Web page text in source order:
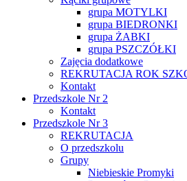
grupa MOTYLKI
grupa BIEDRONKI
grupa ŻABKI
grupa PSZCZÓŁKI
Zajęcia dodatkowe
REKRUTACJA ROK
Kontakt
Przedszkole Nr 2
Kontakt
Przedszkole Nr 3
REKRUTACJA
O przedszkolu
Grupy
Niebieskie Promyki